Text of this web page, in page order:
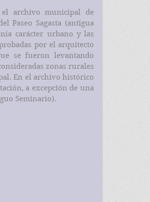
archivo municipal de
Paseo Sagasta (antigua
carácter urbano y las
por el arquitecto
se fueron levantando
zonas rurales
En el archivo histórico
a excepción de una
Seminario).